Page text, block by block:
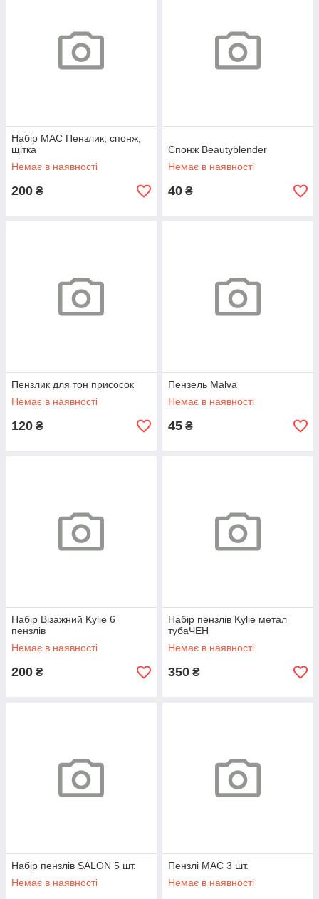
Набір МАС Пензлик, спонж,
щітка
Немає в наявності
200 ₴
Спонж Beautyblender
Немає в наявності
40 ₴
Пензлик для тон присосок
Немає в наявності
120 ₴
Пензель Malva
Немає в наявності
45 ₴
Набір Візажний Kylie 6
пензлів
Немає в наявності
200 ₴
Набір пензлів Kylie метал
тубаЧЕН
Немає в наявності
350 ₴
Набір пензлів SALON 5 шт.
Немає в наявності
Пензлі МАС 3 шт.
Немає в наявності